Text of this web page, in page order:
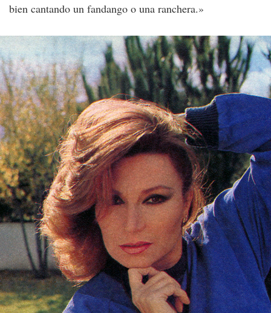
bien cantando un fandango o una ranchera.»